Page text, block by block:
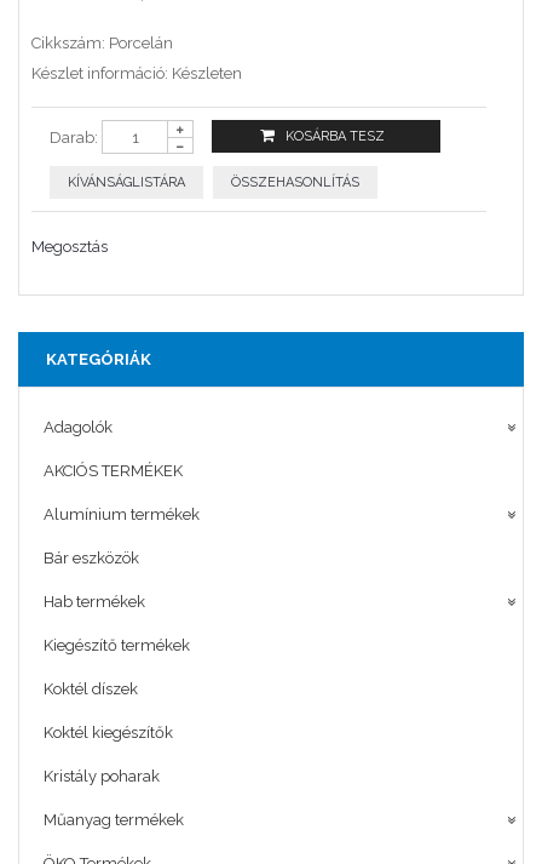
Cikkszám: Porcelán
Készlet információ: Készleten
Darab:
KÍVÁNSÁGLISTÁRA ÖSSZEHASONLÍTÁS
Megosztás
KATEGÓRIÁK
Adagolók
AKCIÓS TERMÉKEK
Alumínium termékek
Bár eszközök
Hab termékek
Kiegészítő termékek
Koktél díszek
Koktél kiegészítők
Kristály poharak
Műanyag termékek